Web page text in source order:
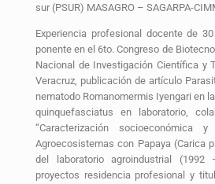
sur (PSUR) MASAGRO – SAGARPA-
Experiencia profesional docente de
ponente en el 6to. Congreso de
Nacional de Investigación Científica y
Veracruz, publicación de artículo
nematodo Romanomermis Iyengari en
quinquefasciatus en laboratorio,
“Caracterización socioeconómica
Agroecosistemas con Papaya (Carica
del laboratorio agroindustrial
proyectos residencia profesional y